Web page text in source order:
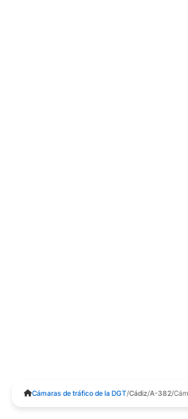
Cámaras de tráfico de la DGT/Cádiz/A-382/